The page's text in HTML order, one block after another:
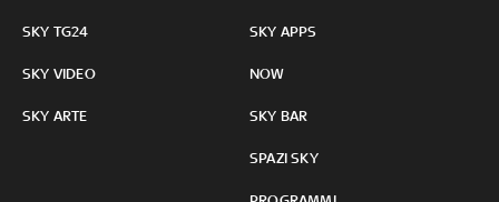
SKY TG24
SKY VIDEO
SKY ARTE
SKY APPS
NOW
SKY BAR
SPAZI SKY